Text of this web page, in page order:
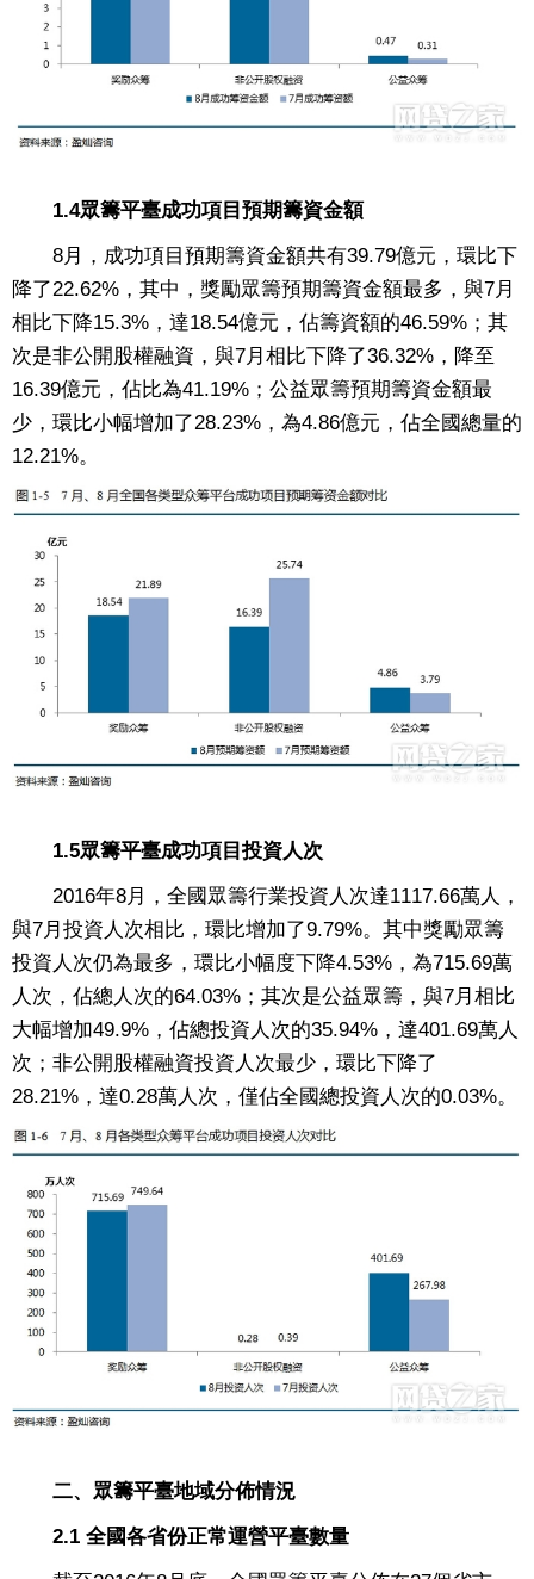
1.4眾籌平臺成功項目預期籌資金額
8月，成功項目預期籌資金額共有39.79億元，環比下
降了22.62%，其中，獎勵眾籌預期籌資金額最多，與7月
相比下降15.3%，達18.54億元，佔籌資額的46.59%；其
次是非公開股權融資，與7月相比下降了36.32%，降至
16.39億元，佔比為41.19%；公益眾籌預期籌資金額最
少，環比小幅增加了28.23%，為4.86億元，佔全國總量的
12.21%。
1.5眾籌平臺成功項目投資人次
2016年8月，全國眾籌行業投資人次達1117.66萬人，
與7月投資人次相比，環比增加了9.79%。其中獎勵眾籌
投資人次仍為最多，環比小幅度下降4.53%，為715.69萬
人次，佔總人次的64.03%；其次是公益眾籌，與7月相比
大幅增加49.9%，佔總投資人次的35.94%，達401.69萬人
次；非公開股權融資投資人次最少，環比下降了
28.21%，達0.28萬人次，僅佔全國總投資人次的0.03%。
二、眾籌平臺地域分佈情況
2.1 全國各省份正常運營平臺數量